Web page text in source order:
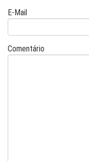
E-Mail
Comentário